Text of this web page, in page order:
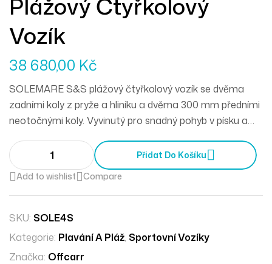
Plážový Čtyřkolový
Vozík
38 680,00 Kč
SOLEMARE S&S plážový čtyřkolový vozík se dvěma
zadními koly z pryže a hliníku a dvěma 300 mm předními
neotočnými koly. Vyvinutý pro snadný pohyb v písku a
Přidat Do Košíku
Add to wishlist
Compare
SKU: SOLE4S
Kategorie: Plavání A Pláž, Sportovní Vozíky
Značka: Offcarr